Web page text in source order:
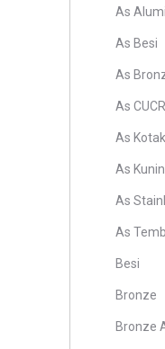
As
As Besi
As
As CUCR
As
As
As
As
Besi
Bronze
Bronze